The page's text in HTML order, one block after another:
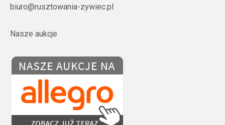
biuro@rusztowania-zywiec.pl
Nasze aukcje